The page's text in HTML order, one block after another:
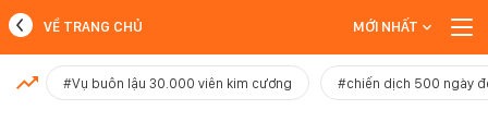
MỚI NHẤT
VỀ TRANG CHỦ MỚI NHẤT
#Vụ buôn lậu 30.000 viên kim cương #chiến dịch 500 ngày